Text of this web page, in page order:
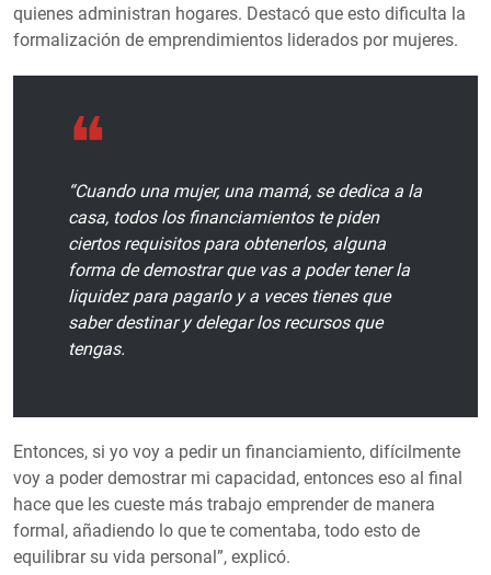
quienes administran hogares. Destacó que esto dificulta la
formalización de emprendimientos liderados por mujeres.
“Cuando una mujer, una mamá, se dedica a la
casa, todos los financiamientos te piden
ciertos requisitos para obtenerlos, alguna
forma de demostrar que vas a poder tener la
liquidez para pagarlo y a veces tienes que
saber destinar y delegar los recursos que
tengas.
Entonces, si yo voy a pedir un financiamiento, difícilmente
voy a poder demostrar mi capacidad, entonces eso al final
hace que les cueste más trabajo emprender de manera
formal, añadiendo lo que te comentaba, todo esto de
equilibrar su vida personal”, explicó.